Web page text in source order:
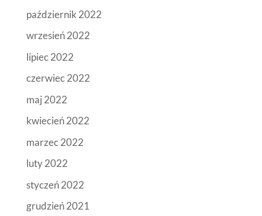
październik 2022
wrzesień 2022
lipiec 2022
czerwiec 2022
maj 2022
kwiecień 2022
marzec 2022
luty 2022
styczeń 2022
grudzień 2021